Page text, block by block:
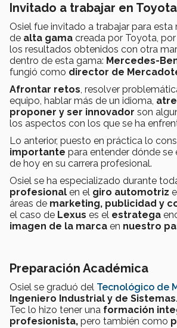
Invitado a trabajar en Toyota
Osiel fue invitado a trabajar para esta
de alta gama creada por Toyota, por
los resultados obtenidos con otra
dentro de esta gama: Mercedes-
fungió como director de
Afrontar retos, resolver
equipo, hablar más de un idioma,
proponer y ser innovador son
los aspectos con los que se ha
Lo anterior, puesto en práctica lo
importante para entender dónde se
de hoy en su carrera profesional.
Osiel se ha especializado durante
profesional en el giro automotriz
áreas de marketing, publicidad y
el caso de Lexus es el estratega
imagen de la marca en nuestro
Preparación Académica
Osiel se graduó del Tecnológico de
Ingeniero Industrial y de Sistemas
Tec lo hizo tener una formación
profesionista, pero también como